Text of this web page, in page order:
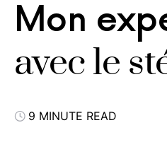
Mon
avec le
9 MINUTE READ